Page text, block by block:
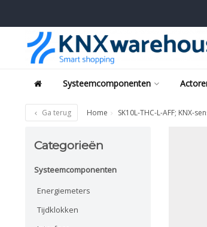
Systeemcomponenten
Ga terug Home SK10L-THC-L-AFF; KNX-
Categorieën
Systeemcomponenten
Energiemeters
Tijdklokken